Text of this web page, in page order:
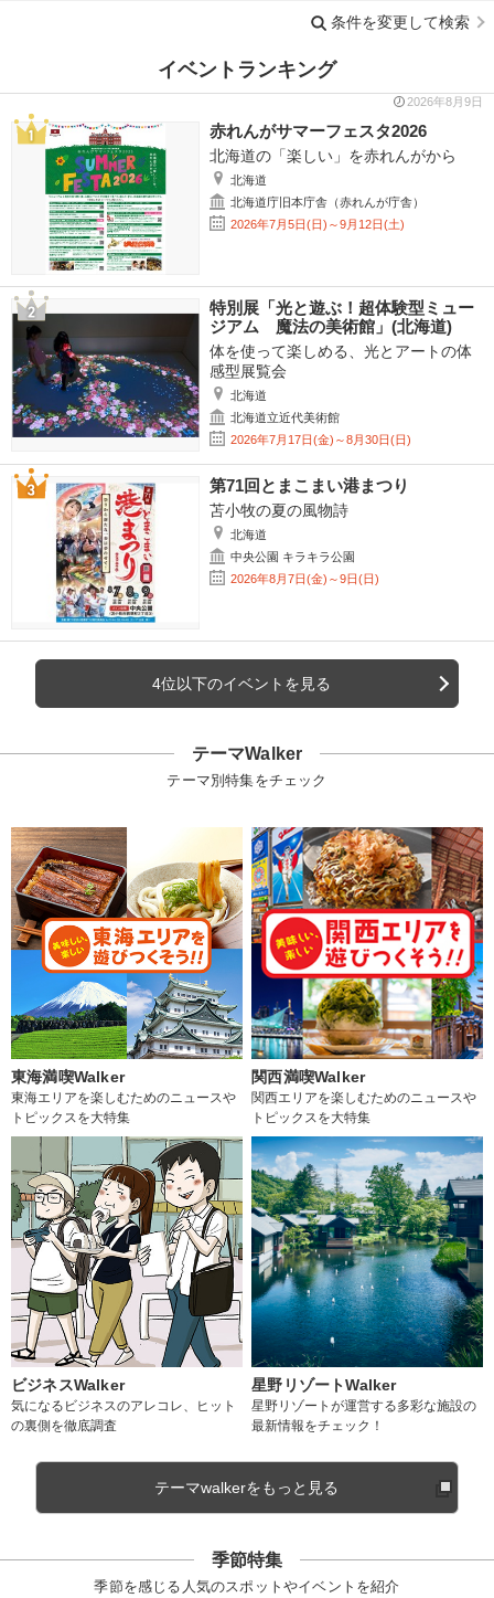
条件を変更して検索
イベントランキング
2026年8月9日
赤れんがサマーフェスタ2026
北海道の「楽しい」を赤れんがから
北海道
北海道庁旧本庁舎（赤れんが庁舎）
2026年7月5日(日)～9月12日(土)
特別展「光と遊ぶ！超体験型ミュー
ジアム 魔法の美術館」(北海道)
体を使って楽しめる、光とアートの体
感型展覧会
北海道
北海道立近代美術館
2026年7月17日(金)～8月30日(日)
第71回とまこまい港まつり
苫小牧の夏の風物詩
北海道
中央公園 キラキラ公園
2026年8月7日(金)～9日(日)
4位以下のイベントを見る
テーマWalker
テーマ別特集をチェック
東海満喫Walker
東海エリアを楽しむためのニュースや
トピックスを大特集
関西満喫Walker
関西エリアを楽しむためのニュースや
トピックスを大特集
ビジネスWalker
気になるビジネスのアレコレ、ヒット
の裏側を徹底調査
星野リゾートWalker
星野リゾートが運営する多彩な施設の
最新情報をチェック！
テーマwalkerをもっと見る
季節特集
季節を感じる人気のスポットやイベントを紹介